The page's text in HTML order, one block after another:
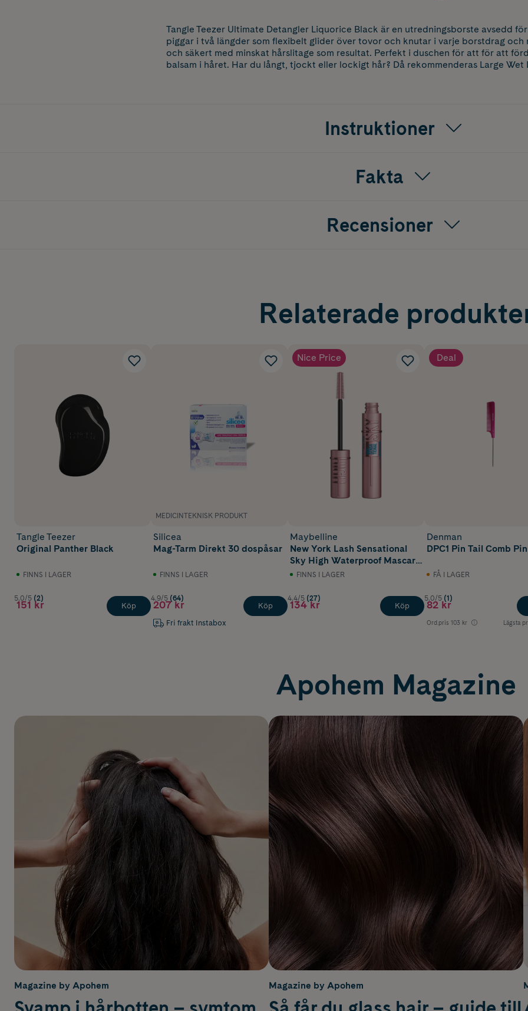
Tangle Teezer Ultimate Detangler Liquorice Black är en utredningsborste avsedd
piggar i två längder som flexibelt glider över tovor och knutar i varje borstdrag
och säkert med minskat hårslitage som resultat. Perfekt i duschen för att för att
balsam i håret. Har du långt, tjockt eller lockigt hår? Då rekommenderas Large Wet
Instruktioner
Fakta
Recensioner
Relaterade
Tangle Teezer
Original Panther Black
FINNS I LAGER
5.0/5 (2)
151 kr Köp
MEDICINTEKNISK PRODUKT
Silicea
Mag-Tarm Direkt 30 dospåsar
FINNS I LAGER
4.9/5 (64)
207 kr
Fri frakt Instabox
Köp
Nice Price
Maybelline
New York Lash Sensational
Sky High Waterproof Mascara
Very Black
FINNS I LAGER
4.4/5 (27)
134 kr Köp
Deal
Denman
DPC1 Pin Tail Comb
FÅ I LAGER
5.0/5 (1)
82 kr
Ord.pris 103 kr Lägsta
Apohem Magazine
Magazine by Apohem Magazine by Apohem